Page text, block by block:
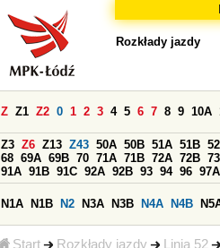
Start Rozkłady jazdy Linia 52
Rozkłady jazdy
Z Z1 Z2 0 1 2 3 4 5 6 7 8 9 10A
Z3 Z6 Z13 Z43 50A 50B 51A 51B 52
68 69A 69B 70 71A 71B 72A 72B 73
91A 91B 91C 92A 92B 93 94 96 97A
N1A N1B N2 N3A N3B N4A N4B